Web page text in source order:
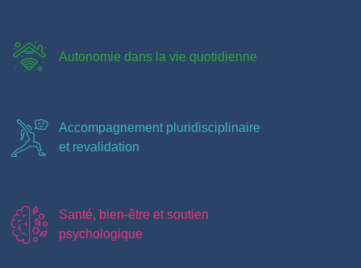
Autonomie dans la vie quotidienne
Accompagnement pluridisciplinaire
et revalidation
Santé, bien-être et soutien
psychologique